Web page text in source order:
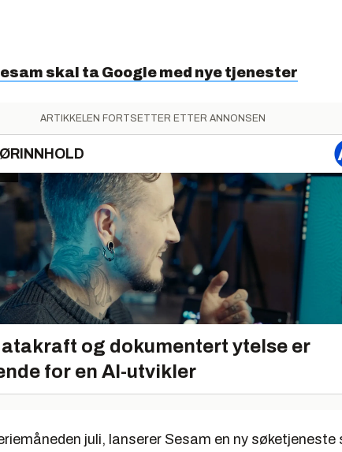
skal ta Google med nye tjenester
ARTIKKELEN FORTSETTER ETTER ANNONSEN
og dokumentert ytelse er
for en AI-utvikler
juli, lanserer Sesam en ny søketjeneste